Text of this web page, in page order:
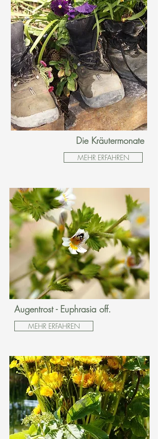
Die Kräutermonate
MEHR ERFAHREN
Augentrost - Euphrasia off.
MEHR ERFAHREN